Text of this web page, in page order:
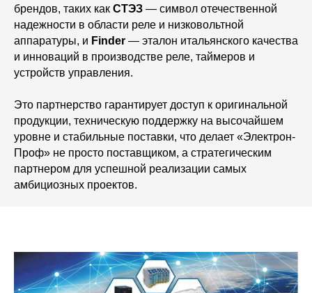
брендов, таких как СТЭЗ — символ отечественной
надежности в области реле и низковольтной
аппаратуры, и Finder — эталон итальянского качества
и инноваций в производстве реле, таймеров и
устройств управления.
Это партнерство гарантирует доступ к оригинальной
продукции, техническую поддержку на высочайшем
уровне и стабильные поставки, что делает «Электрон-
Проф» не просто поставщиком, а стратегическим
партнером для успешной реализации самых
амбициозных проектов.